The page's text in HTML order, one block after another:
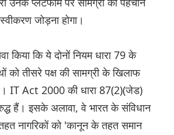
जोड़ना होगा।
किया कि ये दोनों नियम धारा 79 के
को तीसरे पक्ष की सामग्री के खिलाफ
है। IT Act 2000 की धारा 87(2)(जेड)
हैं। इसके अलावा, वे भारत के संविधान
नागरिकों को 'कानून के तहत समान